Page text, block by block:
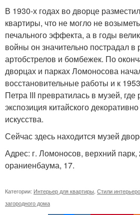
В 1930-х годах во дворце
квартиры, что не могло не
печального эффекта, а в годы
войны он значительно пострадал в
артобстрелов и бомбежек. По
дворцах и парках Ломоносова
восстановительные работы и к
Петра III превратилась в музей, где
экспозиция китайского
искусства.
Сейчас здесь находится музей
Адрес: г. Ломоносов, верхний парк,
ораниенбаума, 17.
Категории: Интерьер для квартиры Стили
загородного дома